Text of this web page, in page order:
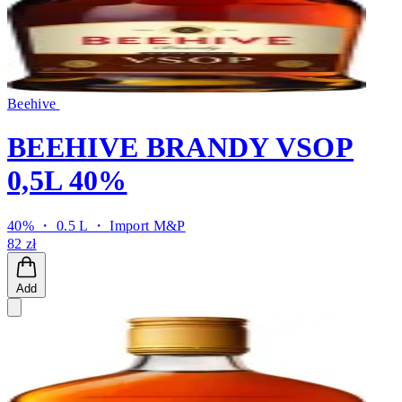
Beehive
BEEHIVE BRANDY VSOP
0,5L 40%
40% ・ 0.5 L ・Import M&P
82 zł
Add